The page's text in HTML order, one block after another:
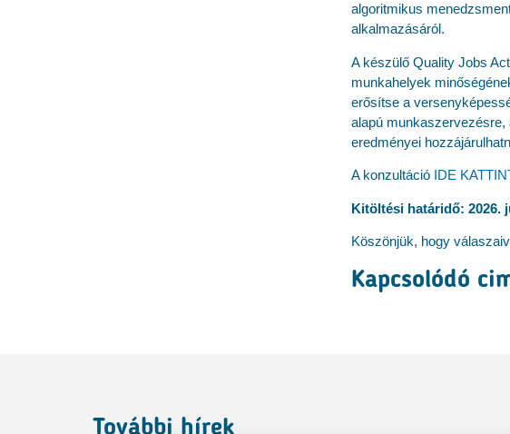
algoritmikus
alkalmazásáról.
A készülő Quality Jobs Act
munkahelyek
erősítse a
alapú
eredményei
A konzultáció IDE
Kitöltési határidő: 2026.
Köszönjük, hogy
Kapcsolódó
További hírek